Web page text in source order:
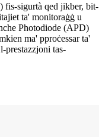
sigurtà qed jikber, bit-
ta' monitoraġġ u
Photodiode (APD)
ma' pproċessar ta'
prestazzjoni tas-